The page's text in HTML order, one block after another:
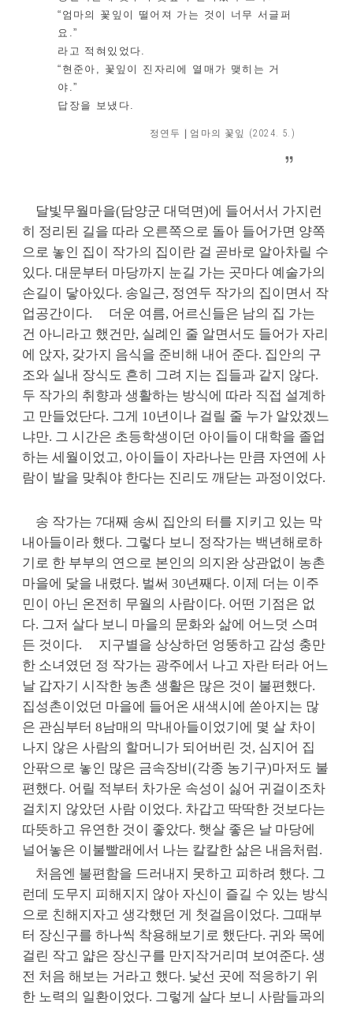
“엄마의 꽃잎이 떨어져 가는 것이 너무 서글퍼
요.”
라고 적혀있었다.
“현준아, 꽃잎이 진자리에 열매가 맺히는 거
야.”
답장을 보냈다.
정연두 엄마의 꽃잎 (2024. 5.)
달빛무월마을(담양군 대덕면)에 들어서서 가지런
히 정리된 길을 따라 오른쪽으로 돌아 들어가면 양쪽
으로 놓인 집이 작가의 집이란 걸 곧바로 알아차릴 수
있다. 대문부터 마당까지 눈길 가는 곳마다 예술가의
손길이 닿아있다. 송일근, 정연두 작가의 집이면서 작
업공간이다. 더운 여름, 어르신들은 남의 집 가는
건 아니라고 했건만, 실례인 줄 알면서도 들어가 자리
에 앉자, 갖가지 음식을 준비해 내어 준다. 집안의 구
조와 실내 장식도 흔히 그려 지는 집들과 같지 않다.
두 작가의 취향과 생활하는 방식에 따라 직접 설계하
고 만들었단다. 그게 10년이나 걸릴 줄 누가 알았겠느
냐만. 그 시간은 초등학생이던 아이들이 대학을 졸업
하는 세월이었고, 아이들이 자라나는 만큼 자연에 사
람이 발을 맞춰야 한다는 진리도 깨닫는 과정이었다.
송 작가는 7대째 송씨 집안의 터를 지키고 있는 막
내아들이라 했다. 그렇다 보니 정작가는 백년해로하
기로 한 부부의 연으로 본인의 의지완 상관없이 농촌
마을에 닻을 내렸다. 벌써 30년째다. 이제 더는 이주
민이 아닌 온전히 무월의 사람이다. 어떤 기점은 없
다. 그저 살다 보니 마을의 문화와 삶에 어느덧 스며
든 것이다. 지구별을 상상하던 엉뚱하고 감성 충만
한 소녀였던 정 작가는 광주에서 나고 자란 터라 어느
날 갑자기 시작한 농촌 생활은 많은 것이 불편했다.
집성촌이었던 마을에 들어온 새색시에 쏟아지는 많
은 관심부터 8남매의 막내아들이었기에 몇 살 차이
나지 않은 사람의 할머니가 되어버린 것, 심지어 집
안팎으로 놓인 많은 금속장비(각종 농기구)마저도 불
편했다. 어릴 적부터 차가운 속성이 싫어 귀걸이조차
걸치지 않았던 사람 이었다. 차갑고 딱딱한 것보다는
따뜻하고 유연한 것이 좋았다. 햇살 좋은 날 마당에
널어놓은 이불빨래에서 나는 칼칼한 삶은 내음처럼.
처음엔 불편함을 드러내지 못하고 피하려 했다. 그
런데 도무지 피해지지 않아 자신이 즐길 수 있는 방식
으로 친해지자고 생각했던 게 첫걸음이었다. 그때부
터 장신구를 하나씩 착용해보기로 했단다. 귀와 목에
걸린 작고 얇은 장신구를 만지작거리며 보여준다. 생
전 처음 해보는 거라고 했다. 낯선 곳에 적응하기 위
한 노력의 일환이었다. 그렇게 살다 보니 사람들과의